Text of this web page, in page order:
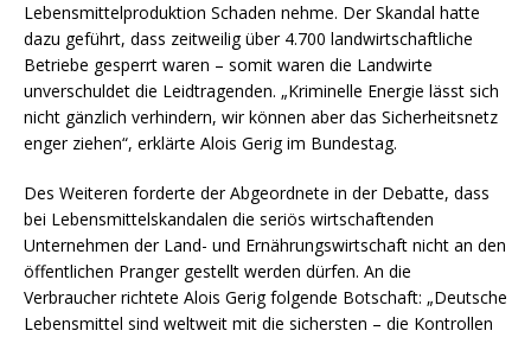
Lebensmittelproduktion Schaden nehme. Der Skandal hatte
dazu geführt, dass zeitweilig über 4.700 landwirtschaftliche
Betriebe gesperrt waren – somit waren die Landwirte
unverschuldet die Leidtragenden. „Kriminelle Energie lässt sich
nicht gänzlich verhindern, wir können aber das Sicherheitsnetz
enger ziehen“, erklärte Alois Gerig im Bundestag.
Des Weiteren forderte der Abgeordnete in der Debatte, dass
bei Lebensmittelskandalen die seriös wirtschaftenden
Unternehmen der Land- und Ernährungswirtschaft nicht an den
öffentlichen Pranger gestellt werden dürfen. An die
Verbraucher richtete Alois Gerig folgende Botschaft: „Deutsche
Lebensmittel sind weltweit mit die sichersten – die Kontrollen